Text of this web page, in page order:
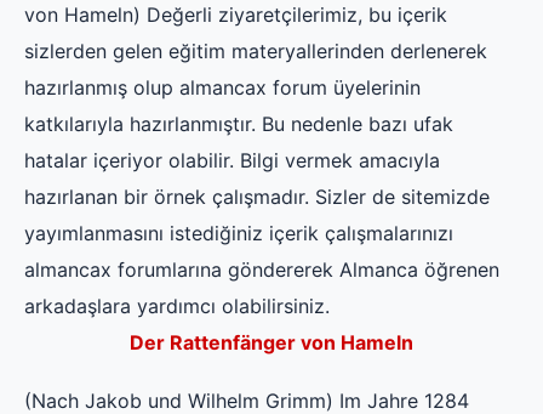
von Hameln) Değerli ziyaretçilerimiz, bu içerik
sizlerden gelen eğitim materyallerinden derlenerek
hazırlanmış olup almancax forum üyelerinin
katkılarıyla hazırlanmıştır. Bu nedenle bazı ufak
hatalar içeriyor olabilir. Bilgi vermek amacıyla
hazırlanan bir örnek çalışmadır. Sizler de sitemizde
yayımlanmasını istediğiniz içerik çalışmalarınızı
almancax forumlarına göndererek Almanca öğrenen
arkadaşlara yardımcı olabilirsiniz.
Der Rattenfänger von Hameln
(Nach Jakob und Wilhelm Grimm) Im Jahre 1284